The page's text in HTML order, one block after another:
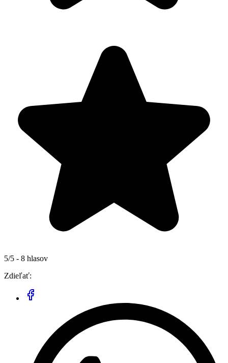
5/5 - 8 hlasov
Zdieľať: